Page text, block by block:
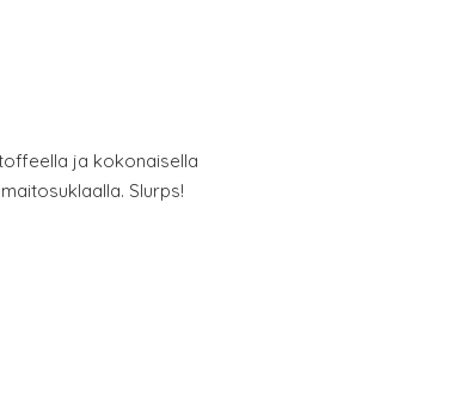
ja kokonaisella
Slurps!